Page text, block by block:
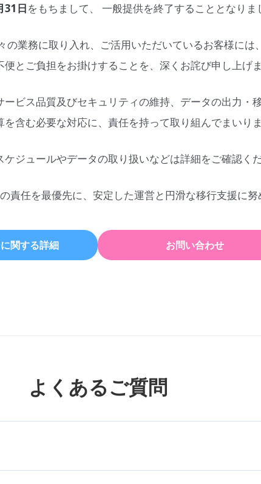
31日をもちまして、 一般提供を終了することとなりま
の業務に取り入れ、ご活用いただいているお客様には、
とご負担をお掛けすることを、深くお詫び申し上げま
ビス品質及びセキュリティの維持、データの出力・移
含む必要な対応に、責任を持って取り組んでまいりま
ジュールやデータの取り扱いなどは詳細をご確認くだ
責任を最優先に、安定した運営と円滑な移行支援に努
関する詳細 お問い合わせ
よくあるご質問